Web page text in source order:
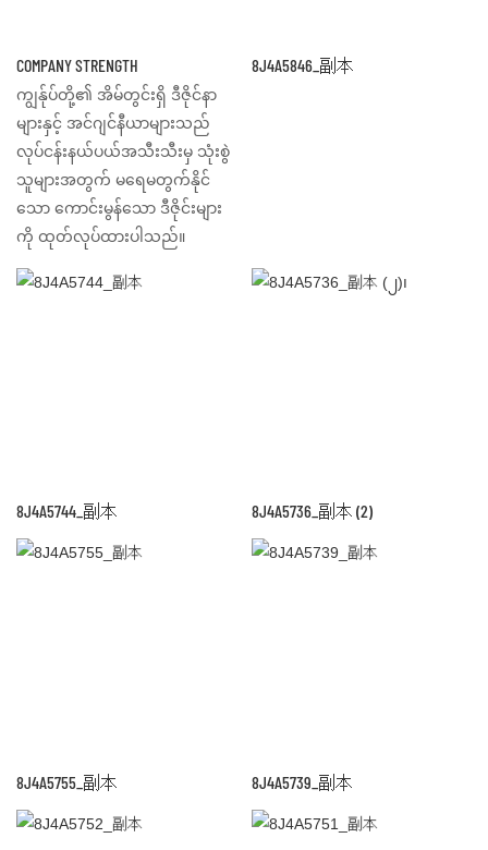
COMPANY STRENGTH
ကျွန်ုပ်တို့၏ အိမ်တွင်းရှိ ဒီဇိုင်နာ
များနှင့် အင်ဂျင်နီယာများသည်
လုပ်ငန်းနယ်ပယ်အသီးသီးမှ သုံးစွဲ
သူများအတွက် မရေမတွက်နိုင်
သော ကောင်းမွန်သော ဒီဇိုင်းများ
ကို ထုတ်လုပ်ထားပါသည်။
8J4A5846_副本
8J4A5744_副本 8J4A5736_副本 (2)
8J4A5755_副本 8J4A5739_副本